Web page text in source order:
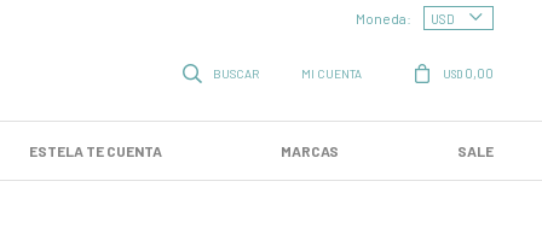
ESTELA TE CUENTA MARCAS SALE
USD 0,00
Moneda: